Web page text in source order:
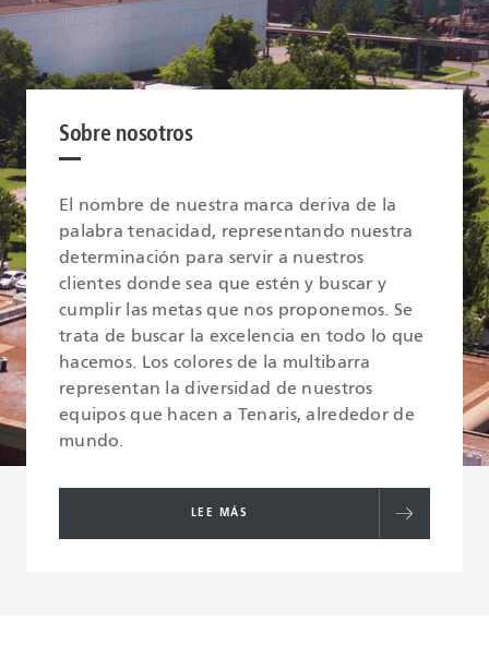
Sobre nosotros
El nombre de nuestra marca deriva de la
palabra tenacidad, representando nuestra
determinación para servir a nuestros
clientes donde sea que estén y buscar y
cumplir las metas que nos proponemos. Se
trata de buscar la excelencia en todo lo que
hacemos. Los colores de la multibarra
representan la diversidad de nuestros
equipos que hacen a Tenaris, alrededor de
mundo.
LEE MÁS